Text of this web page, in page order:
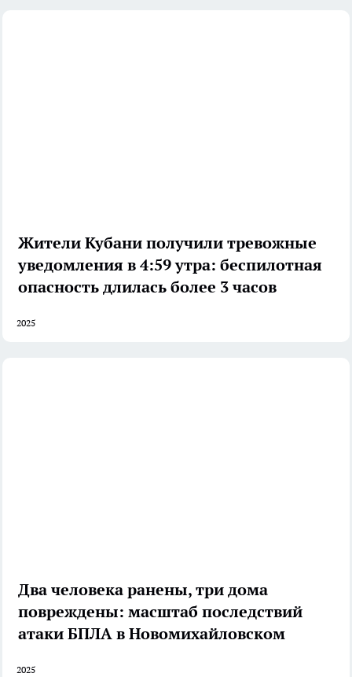
Жители Кубани получили тревожные
уведомления в 4:59 утра: беспилотная
опасность длилась более 3 часов
2025
Два человека ранены, три дома
повреждены: масштаб последствий
атаки БПЛА в Новомихайловском
2025